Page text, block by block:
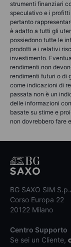
strumenti finanziari
speculativo e i
pertanto
è adatto a tutti gli
possiedono tutte le
prodotti e i relativi
investimento.
rendimenti non
rendimenti futuri o di
come indicazioni di
passata non è un
delle informazioni
basate su stime e
non dovrebbero fare
BG SAXO SIM
Corso Europa 22
20122 Milano
Centro Supporto
Se sei un Cliente,